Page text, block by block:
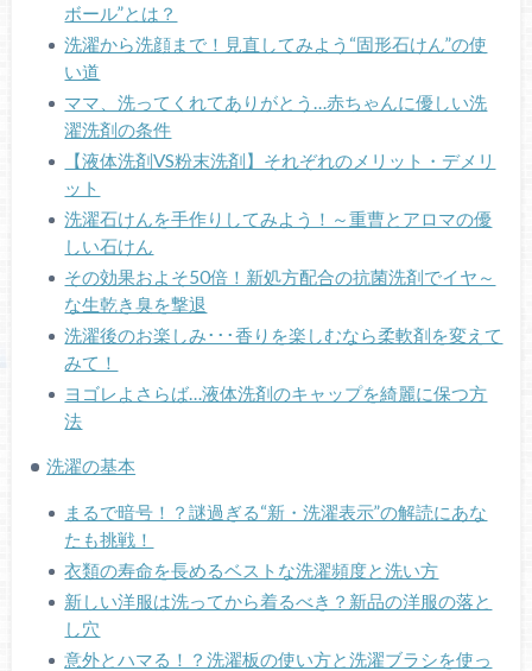
ボール”とは？
洗濯から洗顔まで！見直してみよう“固形石けん”の使
い道
ママ、洗ってくれてありがとう…赤ちゃんに優しい洗
濯洗剤の条件
【液体洗剤VS粉末洗剤】それぞれのメリット・デメリ
ット
洗濯石けんを手作りしてみよう！～重曹とアロマの優
しい石けん
その効果およそ50倍！新処方配合の抗菌洗剤でイヤ～
な生乾き臭を撃退
洗濯後のお楽しみ･･･香りを楽しむなら柔軟剤を変えて
みて！
ヨゴレよさらば…液体洗剤のキャップを綺麗に保つ方
法
洗濯の基本
まるで暗号！？謎過ぎる“新・洗濯表示”の解読にあな
たも挑戦！
衣類の寿命を長めるベストな洗濯頻度と洗い方
新しい洋服は洗ってから着るべき？新品の洋服の落と
し穴
意外とハマる！？洗濯板の使い方と洗濯ブラシを使っ